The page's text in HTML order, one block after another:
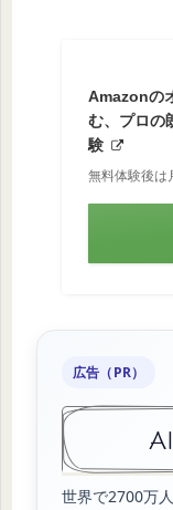
Amazonの
む、プロの
験
無料体験後は
広告（PR）
世界で2700万